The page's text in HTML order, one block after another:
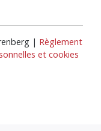
| Règlement
et cookies